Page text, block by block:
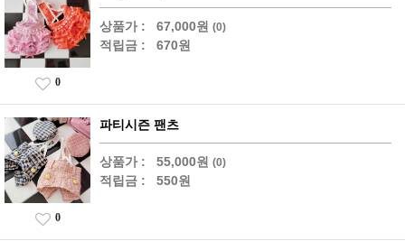
상품가 : 67,000원 (0)
적립금 : 670원
0
파티시즌 팬츠
상품가 : 55,000원 (0)
적립금 : 550원
0